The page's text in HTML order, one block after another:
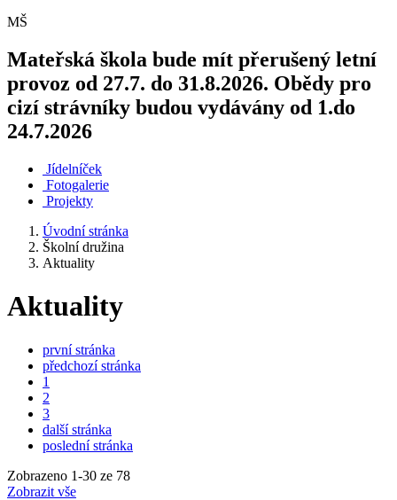
MŠ
Mateřská škola bude mít přerušený letní
provoz od 27.7. do 31.8.2026. Obědy pro
cizí strávníky budou vydávány od 1.do
24.7.2026
Jídelníček
Fotogalerie
Projekty
Úvodní stránka
Školní družina
Aktuality
Aktuality
první stránka
předchozí stránka
1
2
3
další stránka
poslední stránka
Zobrazeno 1-30 ze 78
Zobrazit vše